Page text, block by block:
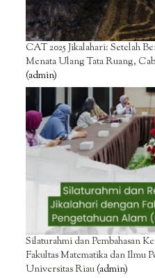
CAT 2025 Jikalahari: Setelah
Menata Ulang Tata Ruang,
(admin)
Silaturahmi dan Pembahasan
Fakultas Matematika dan Ilmu
Universitas Riau(admin)